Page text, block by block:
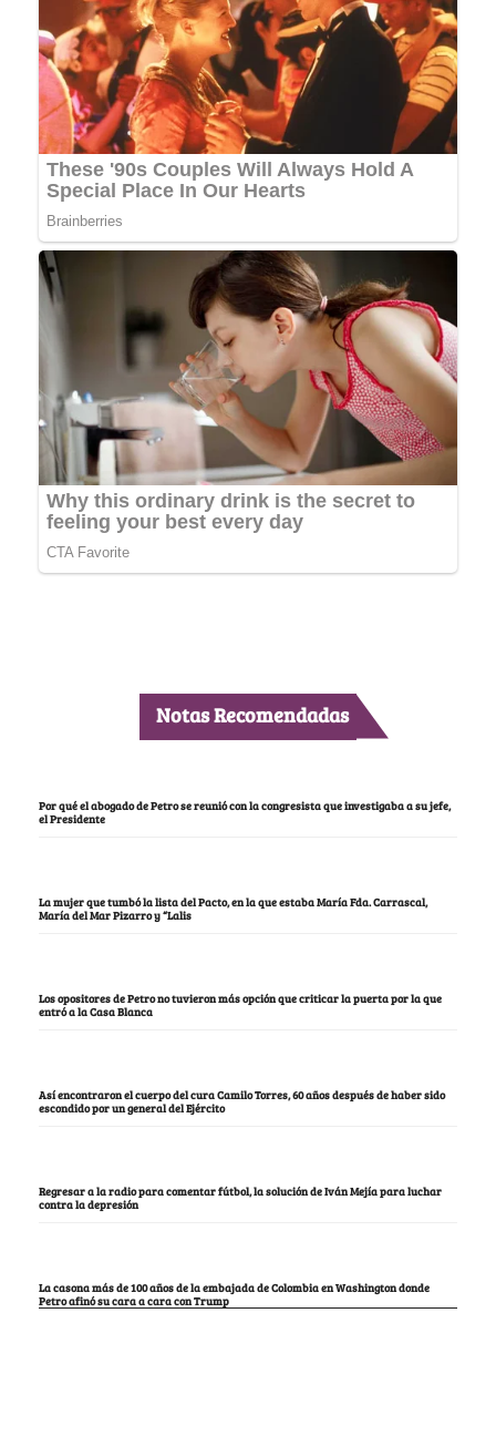
Notas Recomendadas
Por qué el abogado de Petro se reunió con la congresista que investigaba a su jefe,
el Presidente
La mujer que tumbó la lista del Pacto, en la que estaba María Fda. Carrascal,
María del Mar Pizarro y “Lalis
Los opositores de Petro no tuvieron más opción que criticar la puerta por la que
entró a la Casa Blanca
Así encontraron el cuerpo del cura Camilo Torres, 60 años después de haber sido
escondido por un general del Ejército
Regresar a la radio para comentar fútbol, la solución de Iván Mejía para luchar
contra la depresión
La casona más de 100 años de la embajada de Colombia en Washington donde
Petro afinó su cara a cara con Trump